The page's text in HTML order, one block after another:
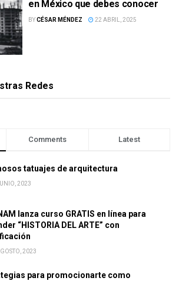
en México que debes conocer
BYCÉSAR MÉNDEZ 22 ABRIL, 2025
Redes
Comments Latest
tatuajes de arquitectura
2023
lanza curso GRATIS en línea para
“HISTORIA DEL ARTE” con
2023
para promocionarte como